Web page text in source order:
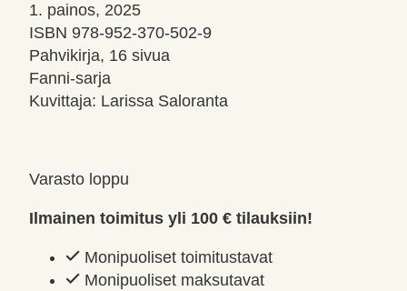
1. painos, 2025
ISBN 978-952-370-502-9
Pahvikirja, 16 sivua
Fanni-sarja
Kuvittaja: Larissa Saloranta
Varasto loppu
Ilmainen toimitus yli 100 € tilauksiin!
Monipuoliset toimitustavat
Monipuoliset maksutavat